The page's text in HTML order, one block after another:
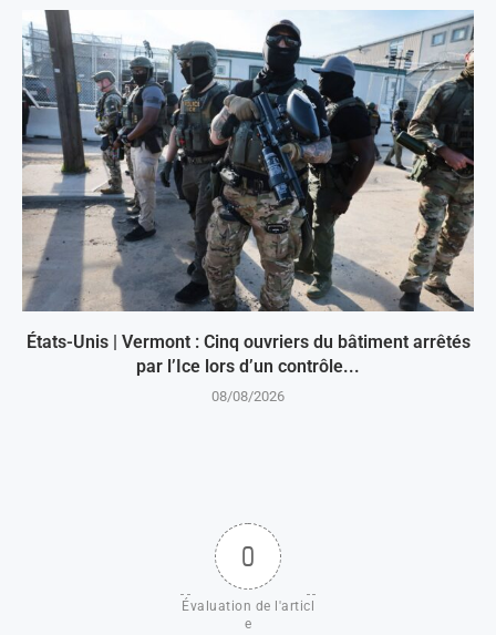
États-Unis | Vermont : Cinq ouvriers du bâtiment arrêtés
par l’Ice lors d’un contrôle...
08/08/2026
0
Évaluation de l'articl
e